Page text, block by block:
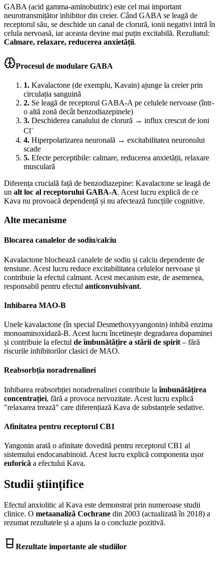
GABA (acid gamma-aminobutiric) este cel mai important
neurotransmițător inhibitor din creier. Când GABA se leagă de
receptorul său, se deschide un canal de clorură, ionii negativi intră în
celula nervoasă, iar aceasta devine mai puțin excitabilă. Rezultatul:
Calmare, relaxare, reducerea anxietății.
Procesul de modulare GABA
1. Kavalactone (de exemplu, Kavain) ajunge la creier prin
circulația sanguină
2. Se leagă de receptorul GABA-A pe celulele nervoase (într-
o altă zonă decât benzodiazepinele)
3. Deschiderea canalului de clorură → influx crescut de ioni
Cl⁻
4. Hiperpolarizarea neuronală → excitabilitatea neuronului
scade
5. Efecte perceptibile: calmare, reducerea anxietății, relaxare
musculară
Diferența crucială față de benzodiazepine: Kavalactone se leagă de
un alt loc al receptorului GABA-A. Acest lucru explică de ce
Kava nu provoacă dependență și nu afectează funcțiile cognitive.
Alte mecanisme
Blocarea canalelor de sodiu/calciu
Kavalactone blochează canalele de sodiu și calciu dependente de
tensiune. Acest lucru reduce excitabilitatea celulelor nervoase și
contribuie la efectul calmant. Acest mecanism este, de asemenea,
responsabil pentru efectul anticonvulsivant.
Inhibarea MAO-B
Unele kavalactone (în special Desmethoxyyangonin) inhibă enzima
monoaminoxidază-B. Acest lucru încetinește degradarea dopaminei
și contribuie la efectul de îmbunătățire a stării de spirit – fără
riscurile inhibitorilor clasici de MAO.
Reabsorbția noradrenalinei
Inhibarea reabsorbției noradrenalinei contribuie laîmbunătățirea
concentrației, fără a provoca nervozitate. Acest lucru explică
"relaxarea trează" care diferențiază Kava de substanțele sedative.
Afinitatea pentru receptorul CB1
Yangonin arată o afinitate dovedită pentru receptorul CB1 al
sistemului endocanabinoid. Acest lucru explică componenta ușor
euforică a efectului Kava.
Studii științifice
Efectul anxiolitic al Kava este demonstrat prin numeroase studii
clinice. O metaanaliză Cochrane din 2003 (actualizată în 2018) a
rezumat rezultatele și a ajuns la o concluzie pozitivă.
Rezultate importante ale studiilor